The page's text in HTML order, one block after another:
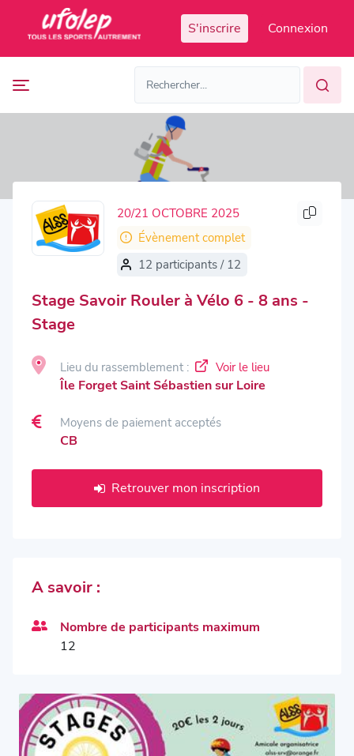
S'inscrire Connexion
manifestations
20/21 OCTOBRE 2025
Évènement complet
12 participants / 12
Stage Savoir Rouler à Vélo 6 - 8 ans -
Stage
Lieu du rassemblement : Voir le lieu
Île Forget Saint Sébastien sur Loire
Moyens de paiement acceptés
CB
Retrouver mon inscription
A savoir :
Nombre de participants maximum
12
Panneau de gestion des cookies